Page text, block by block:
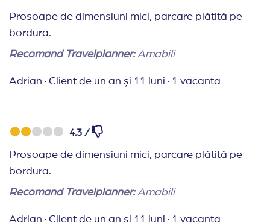
Prosoape de dimensiuni mici, parcare plătită pe
bordura.
Recomand Travelplanner: Amabili
Adrian · Client de un an și 11 luni · 1 vacanta
4.3 /
Prosoape de dimensiuni mici, parcare plătită pe
bordura.
Recomand Travelplanner: Amabili
Adrian · Client de un an și 11 luni · 1 vacanta